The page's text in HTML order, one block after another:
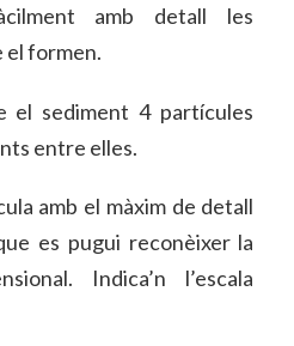
amb detall les
el formen.
el sediment 4 partícules
entre elles.
amb el màxim de detall
es pugui reconèixer la
Indica’n l’escala